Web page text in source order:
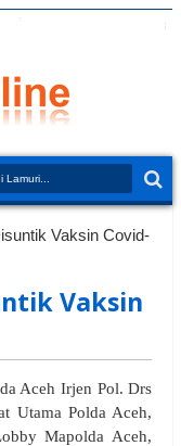
Vaksin Covid-
Vaksin
Aceh Irjen Pol. Drs
Utama Polda Aceh,
Mapolda Aceh,